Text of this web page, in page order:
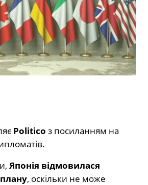
Politico з посиланням на
Японія відмовилася
, оскільки не може